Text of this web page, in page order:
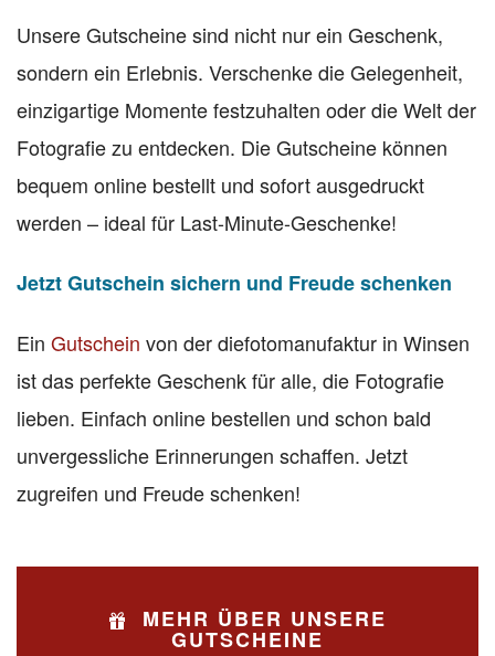
Unsere Gutscheine sind nicht nur ein Geschenk,
sondern ein Erlebnis. Verschenke die Gelegenheit,
einzigartige Momente festzuhalten oder die Welt der
Fotografie zu entdecken. Die Gutscheine können
bequem online bestellt und sofort ausgedruckt
werden – ideal für Last-Minute-Geschenke!
Jetzt Gutschein sichern und Freude schenken
Ein Gutschein von der diefotomanufaktur in Winsen
ist das perfekte Geschenk für alle, die Fotografie
lieben. Einfach online bestellen und schon bald
unvergessliche Erinnerungen schaffen. Jetzt
zugreifen und Freude schenken!
MEHR ÜBER UNSERE
GUTSCHEINE